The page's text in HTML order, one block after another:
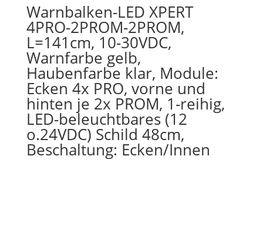
Warnbalken-LED XPERT
4PRO-2PROM-2PROM,
L=141cm, 10-30VDC,
Warnfarbe gelb,
Haubenfarbe klar, Module:
Ecken 4x PRO, vorne und
hinten je 2x PROM, 1-reihig,
LED-beleuchtbares (12
o.24VDC) Schild 48cm,
Beschaltung: Ecken/Innen